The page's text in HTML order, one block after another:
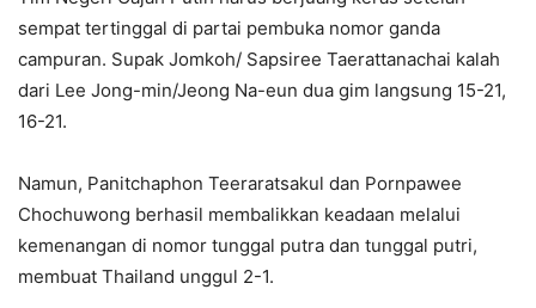
sempat tertinggal di partai pembuka nomor ganda
campuran. Supak Jomkoh/ Sapsiree Taerattanachai kalah
dari Lee Jong-min/Jeong Na-eun dua gim langsung 15-21,
16-21.
Namun, Panitchaphon Teeraratsakul dan Pornpawee
Chochuwong berhasil membalikkan keadaan melalui
kemenangan di nomor tunggal putra dan tunggal putri,
membuat Thailand unggul 2-1.